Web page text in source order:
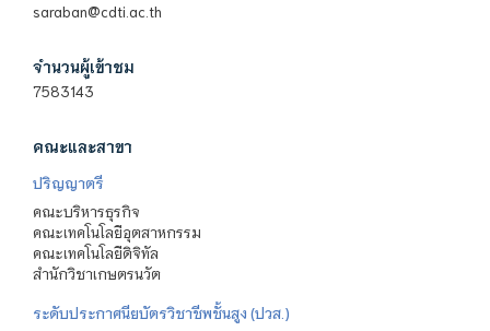
saraban@cdti.ac.th
จำนวนผู้เข้าชม
7583143
คณะและสาขา
ปริญญาตรี
คณะบริหารธุรกิจ
คณะเทคโนโลยีอุตสาหกรรม
คณะเทคโนโลยีดิจิทัล
สำนักวิชาเกษตรนวัต
ระดับประกาศนียบัตรวิชาชีพชั้นสูง (ปวส.)